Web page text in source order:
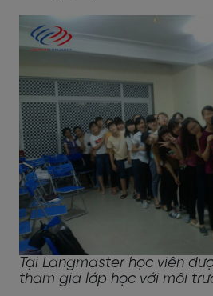
Tại Langmaster học viên
tham gia lớp học với môi